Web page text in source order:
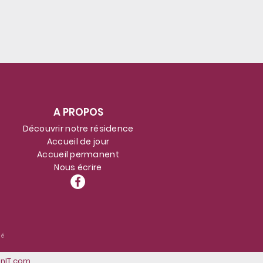
A PROPOS
Découvrir notre résidence
Accueil de jour
Accueil permanent
Nous écrire